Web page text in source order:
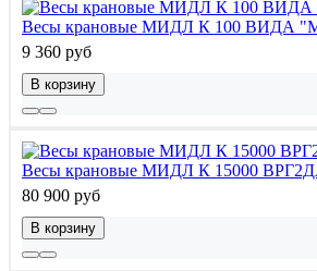
Весы крановые МИДЛ К 100 ВИДА
9 360 руб
В корзину
Весы крановые МИДЛ К 15000
80 900 руб
В корзину